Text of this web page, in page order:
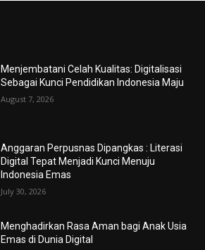
Menjembatani Celah Kualitas: Digitalisasi
Sebagai Kunci Pendidikan Indonesia Maju
August 7, 2026
Anggaran Perpusnas Dipangkas : Literasi
Digital Tepat Menjadi Kunci Menuju
Indonesia Emas
July 30, 2026
Menghadirkan Rasa Aman bagi Anak Usia
Emas di Dunia Digital